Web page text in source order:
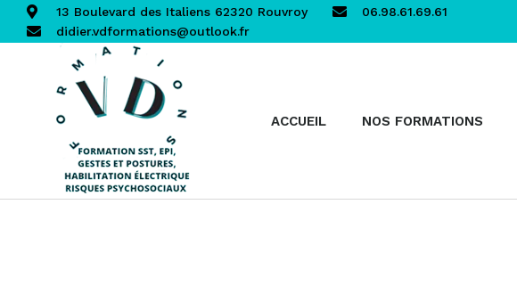
13 Boulevard des Italiens 62320 Rouvroy
06.98.61.69.61
didier.vdformations@outlook.fr
ACCUEIL NOS FORMATIONS